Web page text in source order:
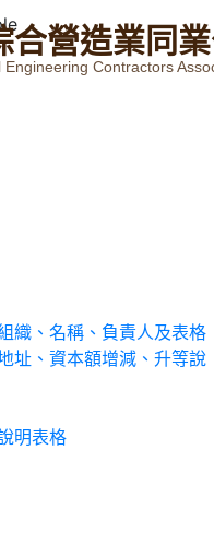
合營造業同業
Engineering Contractors
織、名稱、負責人及表格
址、資本額增減、升等說
明表格